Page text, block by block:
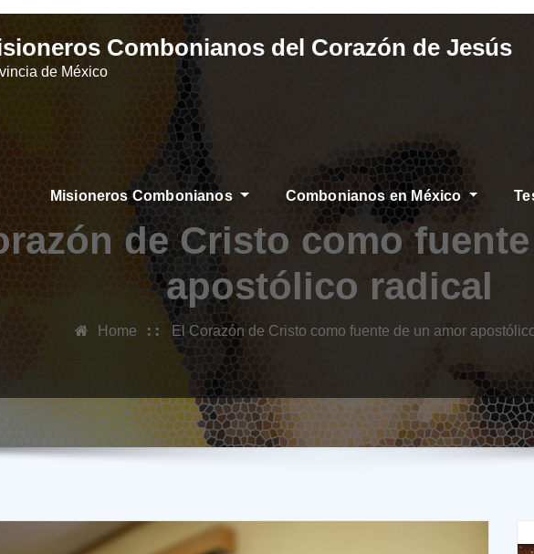
Combonianos del Corazón de Jesús
de México
NOTICIAS
Misioneros Combonianos Combonianos en México
de Cristo como
apostólico radical
Home El Corazón de Cristo como fuente de un amor